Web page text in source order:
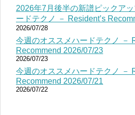
2026年7月後半の新譜ピックア
ードテクノ － Resident’s
2026/07/28
今週のオススメハードテクノ －
Recommend 2026/07/23
2026/07/23
今週のオススメハードテクノ －
Recommend 2026/07/21
2026/07/22